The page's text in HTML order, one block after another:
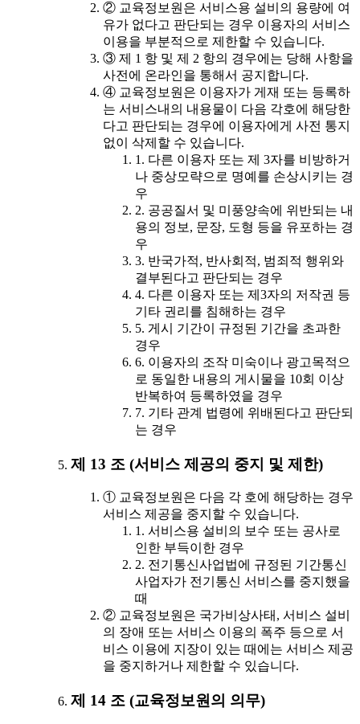
② 교육정보원은 서비스용 설비의 용량에 여
유가 없다고 판단되는 경우 이용자의 서비스
이용을 부분적으로 제한할 수 있습니다.
③ 제 1 항 및 제 2 항의 경우에는 당해 사항을
사전에 온라인을 통해서 공지합니다.
④ 교육정보원은 이용자가 게재 또는 등록하
는 서비스내의 내용물이 다음 각호에 해당한
다고 판단되는 경우에 이용자에게 사전 통지
없이 삭제할 수 있습니다.
1. 다른 이용자 또는 제 3자를 비방하거
나 중상모략으로 명예를 손상시키는 경
우
2. 공공질서 및 미풍양속에 위반되는 내
용의 정보, 문장, 도형 등을 유포하는 경
우
3. 반국가적, 반사회적, 범죄적 행위와
결부된다고 판단되는 경우
4. 다른 이용자 또는 제3자의 저작권 등
기타 권리를 침해하는 경우
5. 게시 기간이 규정된 기간을 초과한
경우
6. 이용자의 조작 미숙이나 광고목적으
로 동일한 내용의 게시물을 10회 이상
반복하여 등록하였을 경우
7. 기타 관계 법령에 위배된다고 판단되
는 경우
제 13 조 (서비스 제공의 중지 및 제한)
① 교육정보원은 다음 각 호에 해당하는 경우
서비스 제공을 중지할 수 있습니다.
1. 서비스용 설비의 보수 또는 공사로
인한 부득이한 경우
2. 전기통신사업법에 규정된 기간통신
사업자가 전기통신 서비스를 중지했을
때
② 교육정보원은 국가비상사태, 서비스 설비
의 장애 또는 서비스 이용의 폭주 등으로 서
비스 이용에 지장이 있는 때에는 서비스 제공
을 중지하거나 제한할 수 있습니다.
제 14 조 (교육정보원의 의무)